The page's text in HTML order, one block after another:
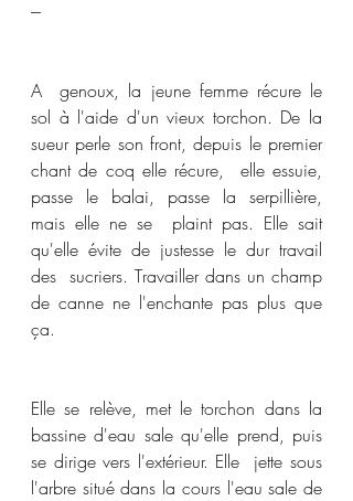
---
A  genoux, la jeune femme récure le
sol à l'aide d'un vieux torchon. De la
sueur perle son front, depuis le premier
chant de coq elle récure,  elle essuie,
passe le balai, passe la serpillière,
mais elle ne se  plaint pas. Elle sait
qu'elle évite de justesse le dur travail
des  sucriers. Travailler dans un champ
de canne ne l'enchante pas plus que
ça.
Elle se relève, met le torchon dans la
bassine d'eau sale qu'elle prend, puis
se dirige vers l'extérieur. Elle  jette sous
l'arbre situé dans la cours l'eau sale de